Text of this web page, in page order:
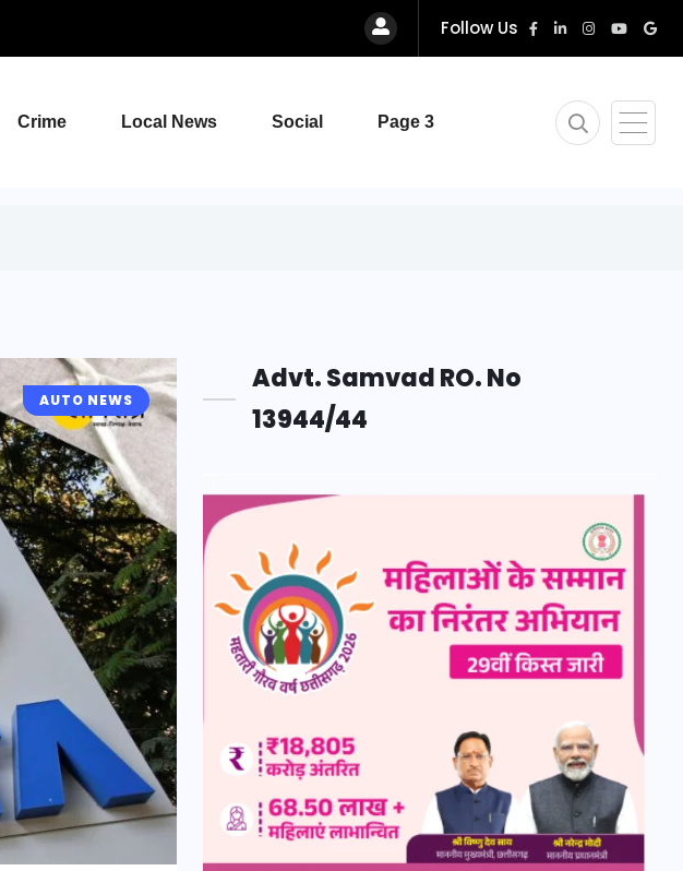
Follow Us
Crime Local News Social Page 3
AUTO NEWS
Advt. Samvad RO. No
13944/44